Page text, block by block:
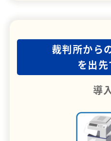
裁判所から
を出
導